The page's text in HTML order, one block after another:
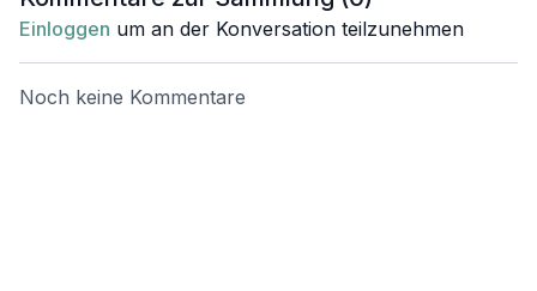
Einloggen um an der Konversation teilzunehmen
Noch keine Kommentare